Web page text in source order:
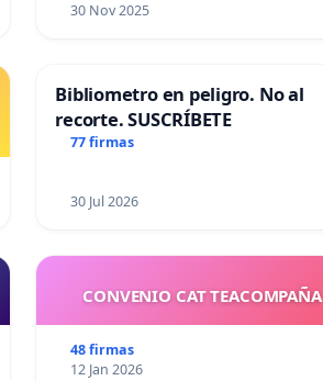
30 Nov 2025
Bibliometro en peligro. No al
recorte. SUSCRÍBETE
77 firmas
30 Jul 2026
CONVENIO CAT TEACOMPAÑA
48 firmas
12 Jan 2026